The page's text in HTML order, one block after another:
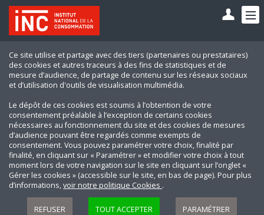
Ce site utilise et partage avec des tiers (partenaires ou prestataires)
des cookies et autres traceurs à des fins de statistiques et de
mesure d’audience, de partage de contenu sur les réseaux sociaux
et d’utilisation d'outils de visualisation multimédia.
Le dépôt de ces cookies est soumis à l’obtention de votre
consentement préalable à l’exception de certains cookies
nécessaires au fonctionnement du site et des cookies de mesures
d’audience pouvant être regardés comme exempts de
consentement. Vous pouvez paramétrer votre choix, finalité par
finalité, en cliquant sur « Paramétrer » et modifier votre choix à tout
moment lors de votre navigation sur le site en cliquant sur l’onglet «
Gérer les cookies » (accessible sur le site, en bas de page). Pour plus
d’informations,voir notre politique Cookies .
REFUSER TOUT ACCEPTER PARAMÉTRER